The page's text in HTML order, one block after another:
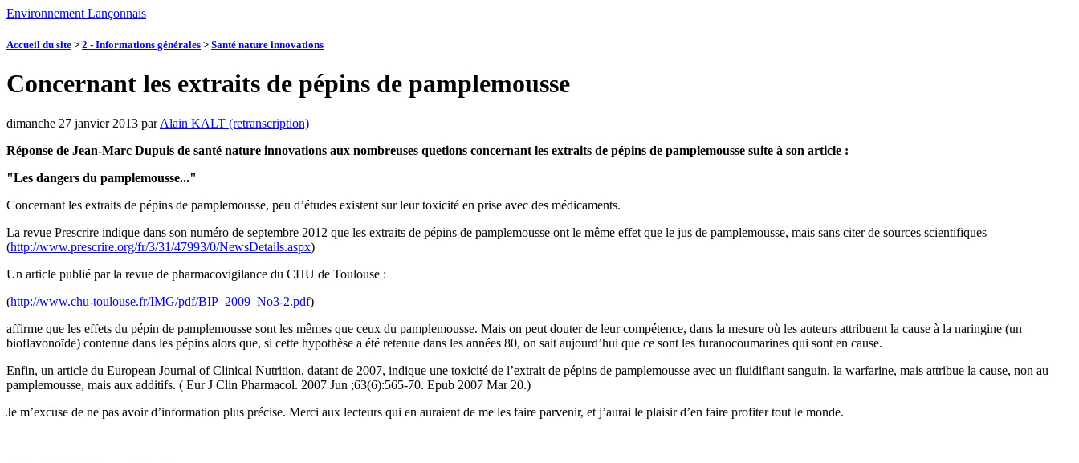
Environnement Lançonnais
Accueil du site > 2 - Informations générales > Santé nature innovations
Concernant les extraits de pépins de pamplemousse
dimanche 27 janvier 2013 parAlain KALT (retranscription)
Réponse de Jean-Marc Dupuis de santé nature innovations aux nombreuses quetions concernant les extraits de pépins de pamplemousse suite à son article :
"Les dangers du pamplemousse..."
Concernant les extraits de pépins de pamplemousse, peu d’études existent sur leur toxicité en prise avec des médicaments.
La revue Prescrire indique dans son numéro de septembre 2012 que les extraits de pépins de pamplemousse ont le même effet que le jus de pamplemousse, mais sans citer de sources scientifiques
(http://www.prescrire.org/fr/3/31/47993/0/NewsDetails.aspx)
Un article publié par la revue de pharmacovigilance du CHU de Toulouse :
(http://www.chu-toulouse.fr/IMG/pdf/BIP_2009_No3-2.pdf)
affirme que les effets du pépin de pamplemousse sont les mêmes que ceux du pamplemousse. Mais on peut douter de leur compétence, dans la mesure où les auteurs attribuent la cause à la naringine (un
bioflavonoïde) contenue dans les pépins alors que, si cette hypothèse a été retenue dans les années 80, on sait aujourd’hui que ce sont les furanocoumarines qui sont en cause.
Enfin, un article du European Journal of Clinical Nutrition, datant de 2007, indique une toxicité de l’extrait de pépins de pamplemousse avec un fluidifiant sanguin, la warfarine, mais attribue la cause, non au
pamplemousse, mais aux additifs. ( Eur J Clin Pharmacol. 2007 Jun ;63(6):565-70. Epub 2007 Mar 20.)
Je m’excuse de ne pas avoir d’information plus précise. Merci aux lecteurs qui en auraient de me les faire parvenir, et j’aurai le plaisir d’en faire profiter tout le monde.